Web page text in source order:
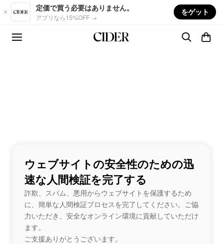
Skip to main content
定価で買う必要はありません。
アプリなら15%OFF →
をゲット
ウェブサイトの安全性のための迅
速な人間検証を完了する
詐欺、スパム、悪用からウェブサイトを保護するため
に、簡単な人間検証プロセスを完了してください。ご協
力いただき、安全なオンライン環境に貢献していただけ
ます。
ご支援ありがとうございます。